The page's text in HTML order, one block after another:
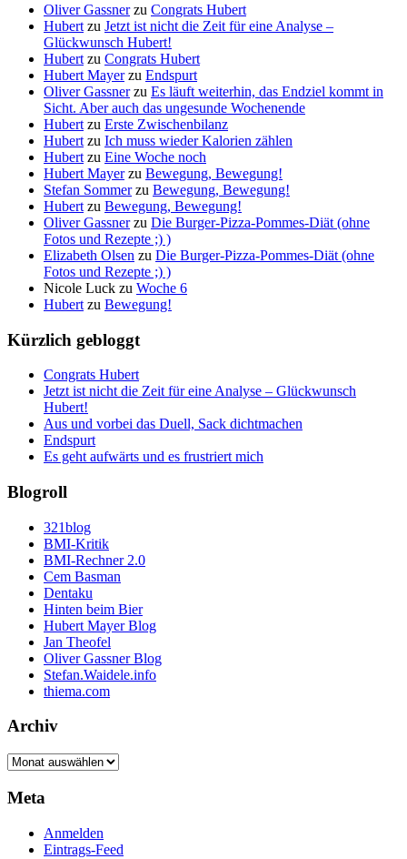
Oliver Gassnerzu Congrats Hubert
Hubert zu Jetzt ist nicht die Zeit für eine Analyse –
Glückwunsch Hubert!
Hubert zu Congrats Hubert
Hubert Mayerzu Endspurt
Oliver Gassnerzu Es läuft weiterhin, das Endziel kommt in
Sicht. Aber auch das ungesunde Wochenende
Hubert zu Erste Zwischenbilanz
Hubert zu Ich muss wieder Kalorien zählen
Hubert zu Eine Woche noch
Hubert Mayerzu Bewegung, Bewegung!
Stefan Sommerzu Bewegung, Bewegung!
Hubert zu Bewegung, Bewegung!
Oliver Gassnerzu Die Burger-Pizza-Pommes-Diät (ohne
Fotos und Rezepte ;) )
Elizabeth Olsen zu Die Burger-Pizza-Pommes-Diät (ohne
Fotos und Rezepte ;) )
Nicole Luck zu Woche 6
Hubert zu Bewegung!
Kürzlich gebloggt
Congrats Hubert
Jetzt ist nicht die Zeit für eine Analyse – Glückwunsch
Hubert!
Aus und vorbei das Duell, Sack dichtmachen
Endspurt
Es geht aufwärts und es frustriert mich
Blogroll
321blog
BMI-Kritik
BMI-Rechner 2.0
Cem Basman
Dentaku
Hinten beim Bier
Hubert Mayer Blog
Jan Theofel
Oliver Gassner Blog
Stefan.Waidele.info
thiema.com
Archiv
Archiv
Meta
Anmelden
Eintrags-Feed